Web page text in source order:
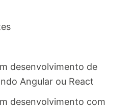
desenvolvimento de
Angular ou React
desenvolvimento com